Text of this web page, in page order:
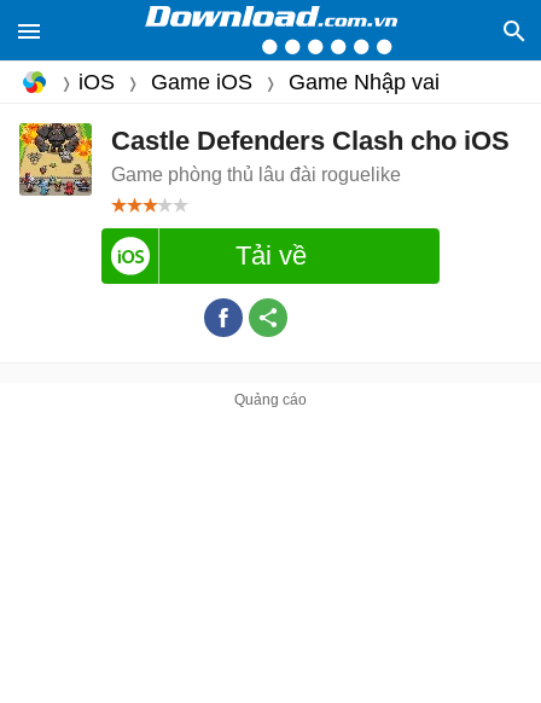
iOS Game iOS Game Nhập vai
Castle Defenders Clash cho iOS
Game phòng thủ lâu đài roguelike
Tải về